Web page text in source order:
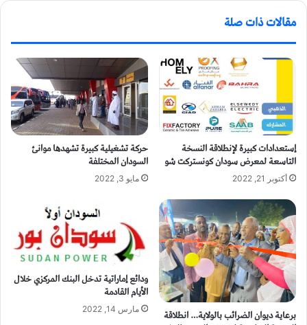
مقالات ذات صلة
إستعدادات كبيرة لإنطلاقة النسخة
التاسعة لمعرض سودان كونستركت شو
أكتوبر 21, 2022
حركة تشغيلية كبيرة تشهدها موانئ
السودان المختلفة
مايو 3, 2022
برعاية ديوان الضرائب بالولاية… انطلاقة
ودائع إماراتية تدخل البنك المركزي خلال
الأيام القادمة
مارس 14, 2022